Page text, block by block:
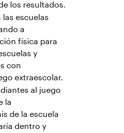
los resultados.
las escuelas
a
física para
y
con
extraescolar.
al juego
la
de la escuela
dentro y